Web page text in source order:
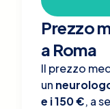
Prezzo
a Roma
Il prezzo
un
e i 150 €, a